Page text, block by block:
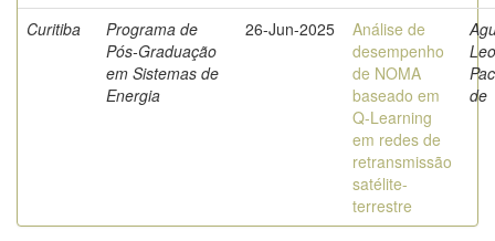
Curitiba
Programa de
Pós-Graduação
em Sistemas de
Energia
26-Jun-2025
Análise de
desempenho
de NOMA
baseado em
Q-Learning
em redes de
retransmissão
satélite-
terrestre
de